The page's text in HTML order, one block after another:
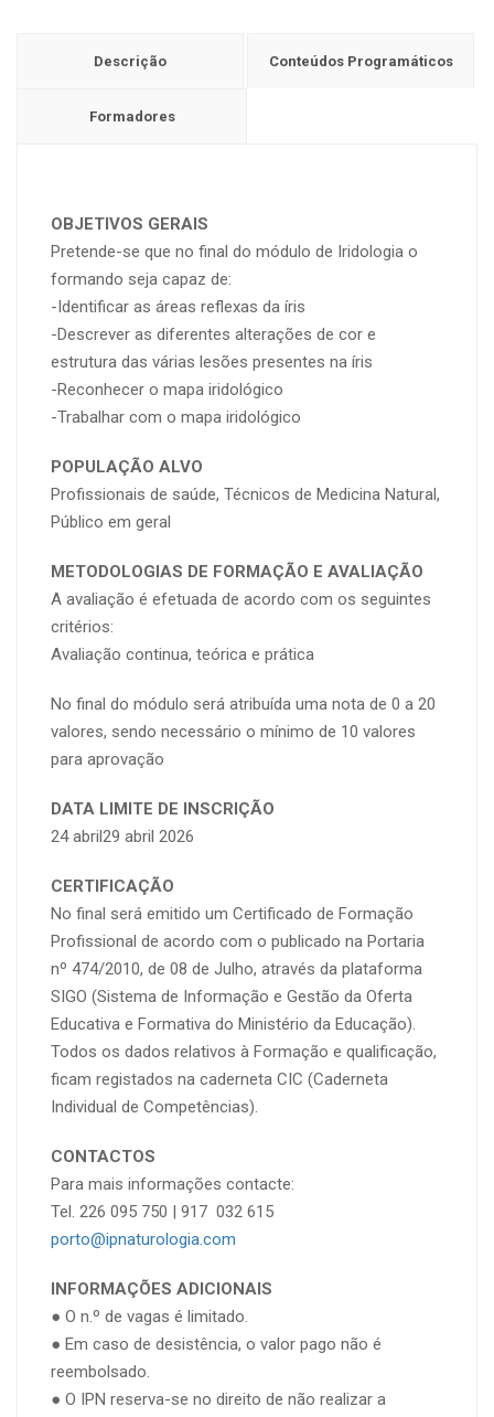
Descrição Conteúdos Programáticos
Formadores
OBJETIVOS GERAIS
Pretende-se que no final do módulo de Iridologia o
formando seja capaz de:
-Identificar as áreas reflexas da íris
-Descrever as diferentes alterações de cor e
estrutura das várias lesões presentes na íris
-Reconhecer o mapa iridológico
-Trabalhar com o mapa iridológico
POPULAÇÃO ALVO
Profissionais de saúde, Técnicos de Medicina Natural,
Público em geral
METODOLOGIAS DE FORMAÇÃO E AVALIAÇÃO
A avaliação é efetuada de acordo com os seguintes
critérios:
Avaliação continua, teórica e prática
No final do módulo será atribuída uma nota de 0 a 20
valores, sendo necessário o mínimo de 10 valores
para aprovação
DATA LIMITE DE INSCRIÇÃO
24 abril29 abril 2026
CERTIFICAÇÃO
No final será emitido um Certificado de Formação
Profissional de acordo com o publicado na Portaria
nº 474/2010, de 08 de Julho, através da plataforma
SIGO (Sistema de Informação e Gestão da Oferta
Educativa e Formativa do Ministério da Educação).
Todos os dados relativos à Formação e qualificação,
ficam registados na caderneta CIC (Caderneta
Individual de Competências).
CONTACTOS
Para mais informações contacte:
Tel. 226 095 750 | 917 032 615
porto@ipnaturologia.com
INFORMAÇÕES ADICIONAIS
● O n.º de vagas é limitado.
● Em caso de desistência, o valor pago não é
reembolsado.
● O IPN reserva-se no direito de não realizar a